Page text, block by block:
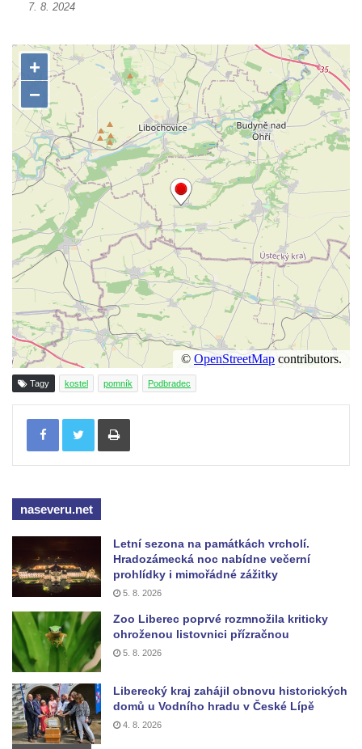
kapli Panny Marie Bolestné v Benešově
nad Ploučnicí
Pamětní deska Samuela Fullera na zámku
v Sokolově
Kenotaf Ericha Ullmanna na hřbitově
Šumburk nad Desnou v Tanvaldu
Hrob Pavla Patušnika na hřbitově Šumburk
nad Desnou v Tanvaldu
Hrob sovětských dětí na hřbitově Šumburk
nad Desnou v Tanvaldu
Pomník prvního a druhého odboje v
Tanvaldu
Kenotaf Josefa Staritze na hřbitově ve
Starých Křečanech
Hrob Antona Reintsche na hřbitově ve
Starých Křečanech
Starých Křečanech
Pamětní desky obětem 1. světové války na
Pomník Theodora Körnera v Tyršově ulici v
Šluknově
Pomník Františka Josefa I. u křížové cesty
ve Šluknově
Pamětní deska Polské armádě na budově
MÚ v ulici 2. polské armády v Rumburku
Kenotaf Richarda Grossmanna na hřbitově
v Dubé
7. 8. 2024
Tagy kostel pomník Podbradec
Tisknout
naseveru.net
Letní sezona na památkách vrcholí.
Hradozámecká noc nabídne večerní
prohlídky i mimořádné zážitky
5. 8. 2026
Zoo Liberec poprvé rozmnožila kriticky
ohroženou listovnici přízračnou
5. 8. 2026
Liberecký kraj zahájil obnovu historických
domů u Vodního hradu v České Lípě
4. 8. 2026